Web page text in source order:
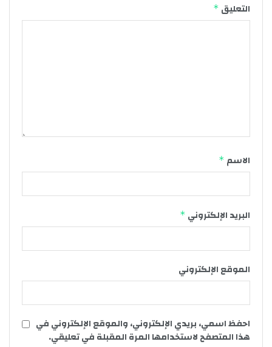
التعليق *
الاسم *
البريد الإلكتروني *
الموقع الإلكتروني
احفظ اسمي، بريدي الإلكتروني، والموقع الإلكتروني في
هذا المتصفح لاستخدامها المرة المقبلة في تعليقي.